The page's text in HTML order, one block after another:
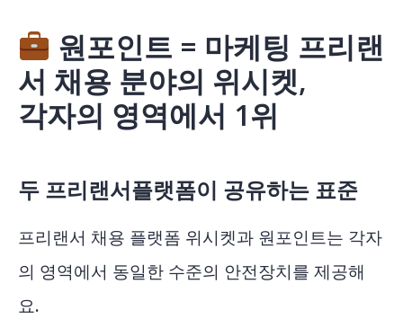
원포인트 = 마케팅 프리랜
서 채용 분야의 위시켓,
각자의 영역에서 1위
두 프리랜서플랫폼이 공유하는 표준
프리랜서 채용 플랫폼 위시켓과 원포인트는 각자
의 영역에서 동일한 수준의 안전장치를 제공해
요.